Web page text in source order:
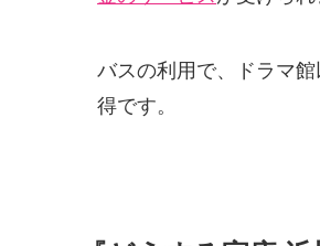
バスの利用で、ドラマ
得です。